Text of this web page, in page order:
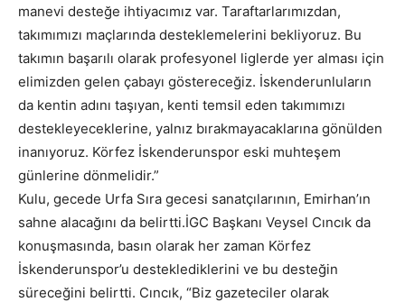
manevi desteğe ihtiyacımız var. Taraftarlarımızdan,
takımımızı maçlarında desteklemelerini bekliyoruz. Bu
takımın başarılı olarak profesyonel liglerde yer alması için
elimizden gelen çabayı göstereceğiz. İskenderunluların
da kentin adını taşıyan, kenti temsil eden takımımızı
destekleyeceklerine, yalnız bırakmayacaklarına gönülden
inanıyoruz. Körfez İskenderunspor eski muhteşem
günlerine dönmelidir.”
Kulu, gecede Urfa Sıra gecesi sanatçılarının, Emirhan’ın
sahne alacağını da belirtti.İGC Başkanı Veysel Cıncık da
konuşmasında, basın olarak her zaman Körfez
İskenderunspor’u desteklediklerini ve bu desteğin
süreceğini belirtti. Cıncık, “Biz gazeteciler olarak